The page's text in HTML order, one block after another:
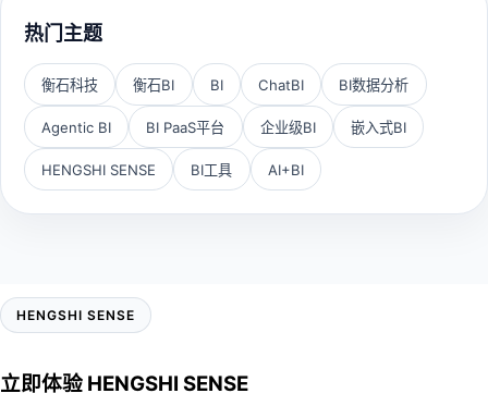
热门主题
衡石科技 衡石BI BI ChatBI BI数据分析
Agentic BI BI PaaS平台 企业级BI 嵌入式BI
HENGSHI SENSE BI工具 AI+BI
HENGSHI SENSE
立即体验 HENGSHI SENSE